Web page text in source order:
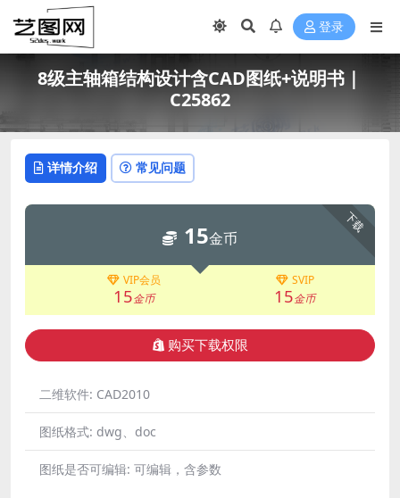
登录
8级主轴箱结构设计含CAD图纸+说明书｜
C25862
详情介绍 常见问题
下载
15金币
VIP会员
15金币
SVIP
15金币
购买下载权限
二维软件: CAD2010
图纸格式: dwg、doc
图纸是否可编辑: 可编辑，含参数